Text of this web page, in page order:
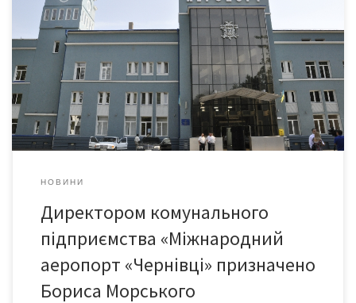
аеропорт «Чернівці» призначено Бориса Морського,
повідомляє прес-служба міськради. З новим керівником
міський голова Олексій Каспрук уклав строковий трудовий
контракт терміном на один рік. «Новий директор аеропорту
фахівець в галузі авіаційної справи, добре обізнаний з
Чернівецьким аеропортом, вболіває за його долю, знає
ситуацію в авіаційній галузі України, […]
НОВИНИ
Директором комунального
підприємства «Міжнародний
аеропорт «Чернівці» призначено
Бориса Морського